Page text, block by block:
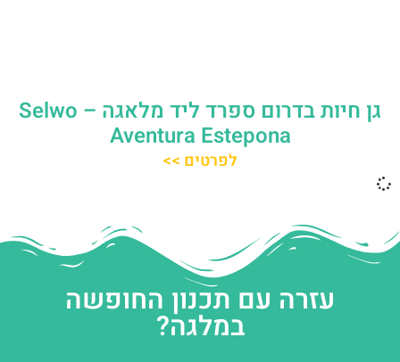
גן חיות בדרום ספרד ליד מלאגה – Selwo
Aventura Estepona
לפרטים >>
עזרה עם תכנון החופשה
במלגה?